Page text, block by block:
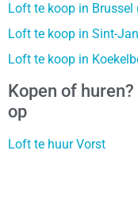
Loft te koop in Brussel
Loft te koop in Sint-
Loft te koop in
Kopen of
op
Loft te huur Vorst